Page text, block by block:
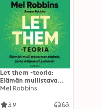
Let them -teoria:
Elämän mullistava
menetelmä, josta
Mel Robbins
3.9